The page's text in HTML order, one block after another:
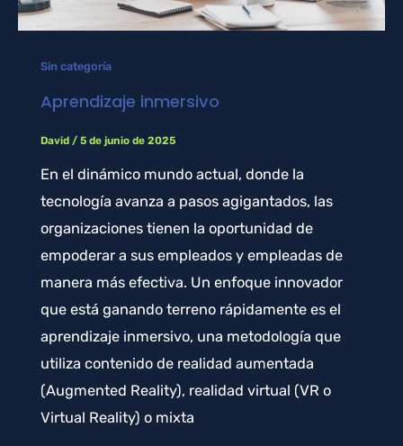
Sin categoría
Aprendizaje inmersivo
David / 5 de junio de 2025
En el dinámico mundo actual, donde la
tecnología avanza a pasos agigantados, las
organizaciones tienen la oportunidad de
empoderar a sus empleados y empleadas de
manera más efectiva. Un enfoque innovador
que está ganando terreno rápidamente es el
aprendizaje inmersivo, una metodología que
utiliza contenido de realidad aumentada
(Augmented Reality), realidad virtual (VR o
Virtual Reality) o mixta